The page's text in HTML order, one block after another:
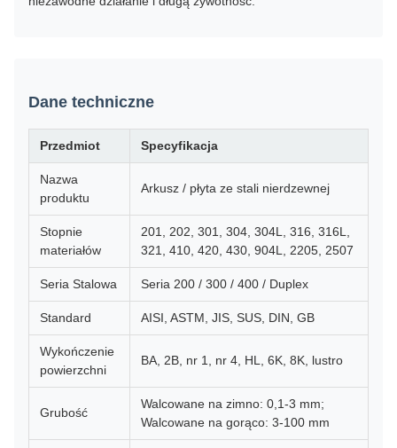
Dane techniczne
Przedmiot Specyfikacja
Nazwa
produktu
Arkusz / płyta ze stali nierdzewnej
Stopnie
materiałów
201, 202, 301, 304, 304L, 316, 316L,
321, 410, 420, 430, 904L, 2205, 2507
Seria Stalowa Seria 200 / 300 / 400 / Duplex
Standard AISI, ASTM, JIS, SUS, DIN, GB
Wykończenie
powierzchni
BA, 2B, nr 1, nr 4, HL, 6K, 8K, lustro
Grubość
Walcowane na zimno: 0,1-3 mm;
Walcowane na gorąco: 3-100 mm